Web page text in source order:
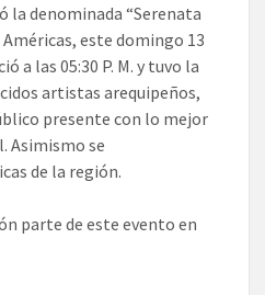
la denominada “Serenata
Américas, este domingo 13
a las 05:30 P. M. y tuvo la
artistas arequipeños,
presente con lo mejor
Asimismo se
de la región.
parte de este evento en